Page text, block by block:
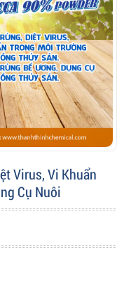
Virus, Vi Khuẩn
Cụ Nuôi